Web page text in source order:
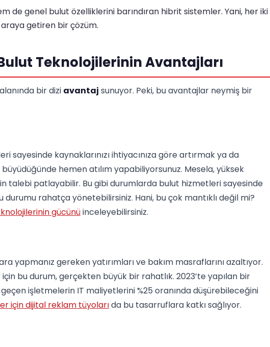
de genel bulut özelliklerini barındıran hibrit sistemler. Yani, her iki
araya getiren bir çözüm.
Bulut Teknolojilerinin Avantajları
bir dizi avantaj sunuyor. Peki, bu avantajlar neymiş bir
sayesinde kaynaklarınızı ihtiyacınıza göre artırmak ya da
hemen atılım yapabiliyorsunuz. Mesela, yüksek
talebi patlayabilir. Bu gibi durumlarda bulut hizmetleri sayesinde
durumu rahatça yönetebilirsiniz. Hani, bu çok mantıklı değil mi?
gücünüinceleyebilirsiniz.
yapmanız gereken yatırımları ve bakım masraflarını azaltıyor.
bu durum, gerçekten büyük bir rahatlık. 2023’te yapılan bir
işletmelerin IT maliyetlerini %25 oranında düşürebileceğini
için dijital reklam tüyolarıda bu tasarruflara katkı sağlıyor.